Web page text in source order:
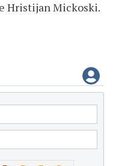
Hristijan Mickoski.